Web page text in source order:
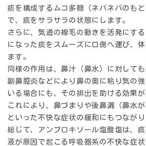
痰を構成するムコ多糖（ネバネバのも
で、痰をサラサラの状態にします。
さらに、気道の線毛の動きを活発にす
になった痰をスムーズに口側へ運び、
ます。
同様の作用は、鼻汁（鼻水）に対しても
副鼻腔炎などにより鼻の奥に粘り気の
いる場合にも、その排出を助ける効果が
これにより、鼻づまりや後鼻漏（鼻水が
といった不快な症状の緩和にもつながり
総じて、アンブロキソール塩酸塩は、
液が原因で起こる呼吸器系の不快な症